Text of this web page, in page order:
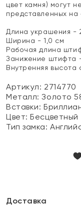
цвет камня) могут
представленных на
Длина украшения -
Ширина - 1,0 см
Рабочая длина
Занижение штифта
Внутренняя высота
Артикул: 2714770
Металл:Золото
Вставки:
Цвет:Бесцветный
Тип замка:
Доставка